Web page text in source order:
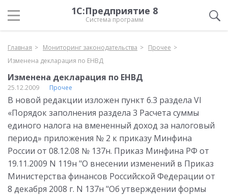
1С:Предприятие 8
Система программ
Главная Мониторинг законодательства
Прочее
Изменена декларация по ЕНВД
Изменена декларация по ЕНВД
25.12.2009 Прочее
В новой редакции изложен пункт 6.3 раздела VI
«Порядок заполнения раздела 3 Расчета суммы
единого налога на вмененный доход за налоговый
период» приложения № 2 к приказу Минфина
России от 08.12.08 № 137н. Приказ Минфина РФ от
19.11.2009 N 119н "О внесении изменений в Приказ
Министерства финансов Российской Федерации от
8 декабря 2008 г. N 137н "Об утверждении формы